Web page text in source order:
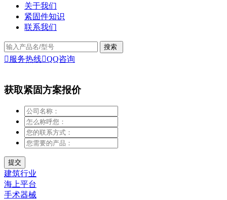
关于我们
紧固件知识
联系我们
 服务热线QQ咨询
获取紧固方案报价
建筑行业
海上平台
手术器械